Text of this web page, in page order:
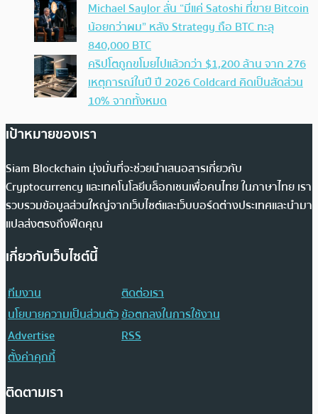
Michael Saylor ลั่น “มีแค่ Satoshi ที่ขาย Bitcoin
น้อยกว่าผม” หลัง Strategy ถือ BTC ทะลุ
840,000 BTC
คริปโตถูกขโมยไปแล้วกว่า $1,200 ล้าน จาก 276
เหตุการณ์ในปี ปี 2026 Coldcard คิดเป็นสัดส่วน
10% จากทั้งหมด
เป้าหมายของเรา
Siam Blockchain มุ่งมั่นที่จะช่วยนำเสนอสารเกี่ยวกับ
Cryptocurrency และเทคโนโลยีบล็อกเชนเพื่อคนไทย ในภาษาไทย เรา
รวบรวมข้อมูลส่วนใหญ่จากเว็บไซต์และเว็บบอร์ดต่างประเทศและนำมา
แปลส่งตรงถึงฟีดคุณ
เกี่ยวกับเว็บไซต์นี้
ทีมงาน
ติดต่อเรา
นโยบายความเป็นส่วนตัวข้อตกลงในการใช้งาน
Advertise
RSS
ตั้งค่าคุกกี้
ติดตามเรา